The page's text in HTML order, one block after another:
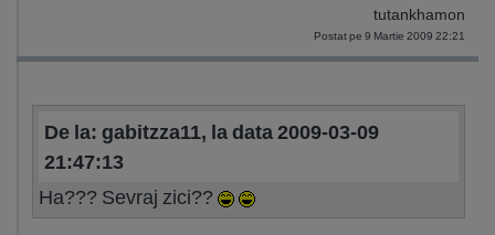
tutankhamon
Postat pe 9 Martie 2009 22:21
De la: gabitzza11, la data 2009-03-09
21:47:13
Ha??? Sevraj zici??